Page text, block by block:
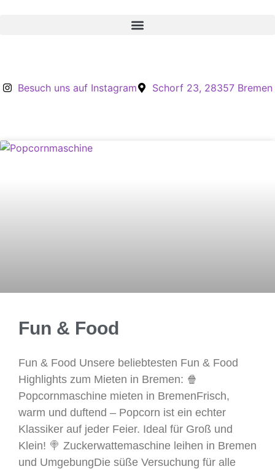
Besuch uns auf Instagram Schorf 23, 28357 Bremen
Fun & Food
Fun & Food Unsere beliebtesten Fun & Food
Highlights zum Mieten in Bremen: 🍿
Popcornmaschine mieten in BremenFrisch,
warm und duftend – Popcorn ist ein echter
Klassiker auf jeder Feier. Ideal für Groß und
Klein! 🍭 Zuckerwattemaschine leihen in Bremen
und UmgebungDie süße Versuchung für alle